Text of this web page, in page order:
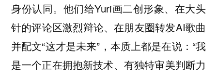
身份认同。他们给Yuri画二创形象、在大头
针的评论区激烈辩论、在朋友圈转发AI歌曲
并配文“这才是未来”，本质上都是在说：“我
是一个正在拥抱新技术、有独特审美判断力